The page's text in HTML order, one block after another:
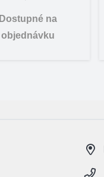
Dostupné na
objednávku